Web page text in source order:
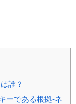
誰？
ーである根拠-ネ